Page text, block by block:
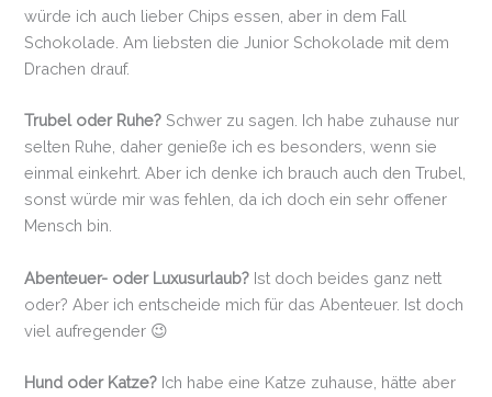
würde ich auch lieber Chips essen, aber in dem Fall
Schokolade. Am liebsten die Junior Schokolade mit dem
Drachen drauf.
Trubel oder Ruhe? Schwer zu sagen. Ich habe zuhause nur
selten Ruhe, daher genieße ich es besonders, wenn sie
einmal einkehrt. Aber ich denke ich brauch auch den Trubel,
sonst würde mir was fehlen, da ich doch ein sehr offener
Mensch bin.
Abenteuer- oder Luxusurlaub? Ist doch beides ganz nett
oder? Aber ich entscheide mich für das Abenteuer. Ist doch
viel aufregender 😉
Hund oder Katze? Ich habe eine Katze zuhause, hätte aber